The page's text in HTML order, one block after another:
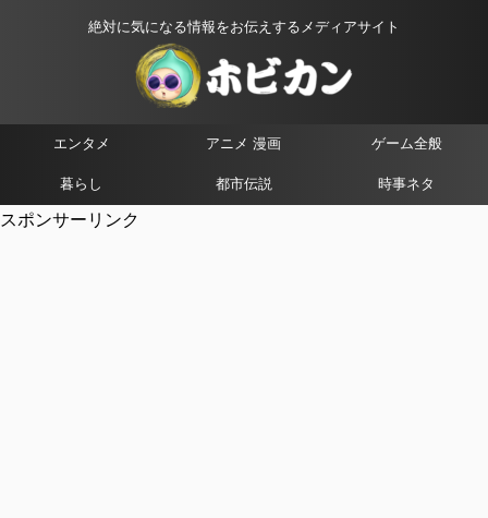
絶対に気になる情報をお伝えするメディアサイト
エンタメ アニメ 漫画 ゲーム全般
暮らし 都市伝説 時事ネタ
スポンサーリンク